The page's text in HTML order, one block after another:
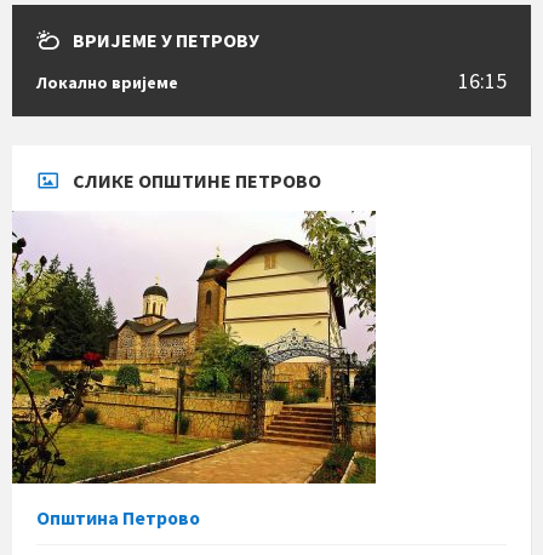
ВРИЈЕМЕ У ПЕТРОВУ
Локално вријеме 16:15
СЛИКЕ ОПШТИНЕ ПЕТРОВО
Општина Петрово